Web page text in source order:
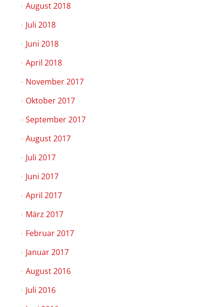
August 2018
Juli 2018
Juni 2018
April 2018
November 2017
Oktober 2017
September 2017
August 2017
Juli 2017
Juni 2017
April 2017
März 2017
Februar 2017
Januar 2017
August 2016
Juli 2016